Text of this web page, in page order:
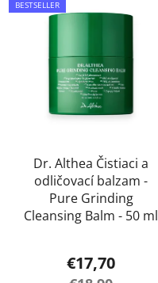
BESTSELLER
Dr. Althea Čistiaci a
odličovací balzam -
Pure Grinding
Cleansing Balm - 50 ml
hodnotenie
€17,70